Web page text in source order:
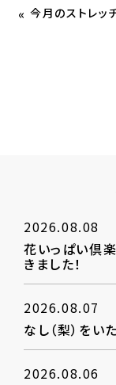
«
2026.08.08
花いっぱい倶
きました！
2026.08.07
なし（梨）をい
2026.08.06